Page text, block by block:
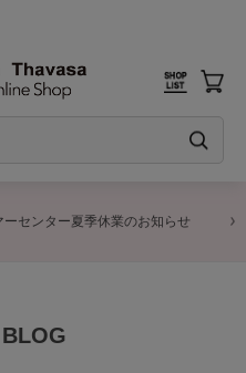
センター夏季休業のお知らせ
BLOG